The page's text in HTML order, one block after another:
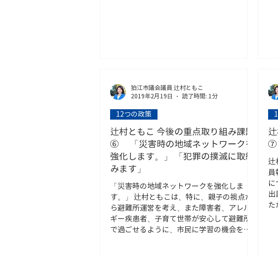
辻村ともこ 今後の重点取り組み課題
⑥ 「災害時の地域ネットワークを
強化します。」 「犯罪の撲滅に取組
みます」
「災害時の地域ネットワークを強化しま
す。」 辻村ともこは、特に、親子の視点か
ら避難所運営を考え、また障害者、アレル
ギー疾患者、子育て世帯が安心して避難所
で過ごせるように、市民に学習の機会を提
12つの政策
狛江市議会議員 辻村ともこ
2019年2月19日
読了時間: 1分
⑦
辻
員
に
出
た